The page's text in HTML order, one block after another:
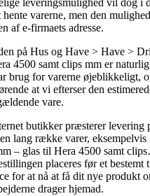
varerne, men den
af e-firmaets adresse.
på Hus og Have > Have >
4500 samt clips mm er
brug for varerne øjeblikkeligt,
at vi efterser den
vare.
butikker præsterer levering
lang række varer,
– glas til Hera 4500 samt
placeres før et bestemt
for at nå at få dit nye produkt
drager hjemad.